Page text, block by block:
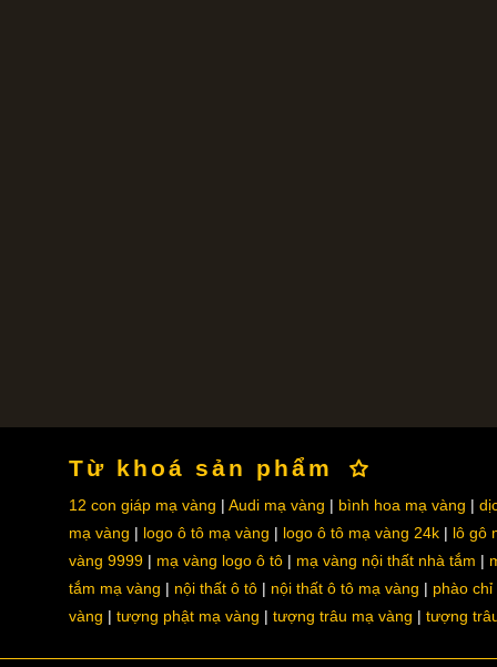
Từ khoá sản phẩm
12 con giáp mạ vàng Audi mạ vàng bình hoa mạ vàng
mạ vàng
logo ô tô mạ vàng logo ô tô mạ vàng 24k
lô gô
vàng 9999
mạ vàng logo ô tô mạ vàng nội thất nhà tắm
tắm mạ vàng
nội thất ô tô nội thất ô tô mạ vàng
phào chỉ
vàng
tượng phật mạ vàng tượng trâu mạ vàng tượng